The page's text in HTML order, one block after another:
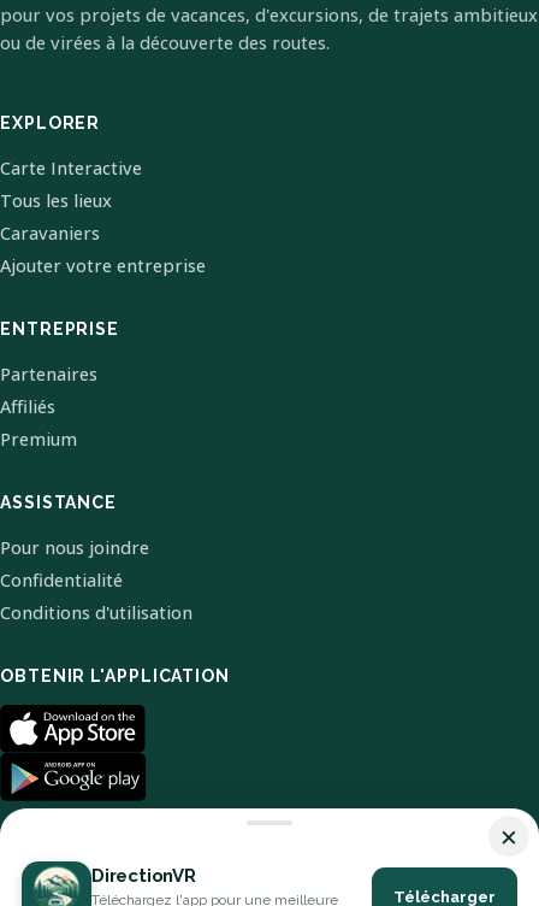
pour vos projets de vacances, d'excursions, de trajets ambitieux
ou de virées à la découverte des routes.
EXPLORER
Carte Interactive
Tous les lieux
Caravaniers
Ajouter votre entreprise
ENTREPRISE
Partenaires
Affiliés
Premium
ASSISTANCE
Pour nous joindre
Confidentialité
Conditions d'utilisation
OBTENIR L'APPLICATION
×
DirectionVR
Téléchargez l'app pour une meilleure Télécharger